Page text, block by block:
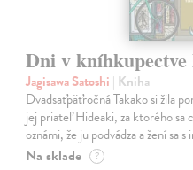
Dni v
Jagisawa Satoshi | Kniha
Dvadsaťpäťročná Takako si žila
jej priateľ Hideaki, za ktorého
oznámi, že ju podvádza a žení sa
Na sklade ?